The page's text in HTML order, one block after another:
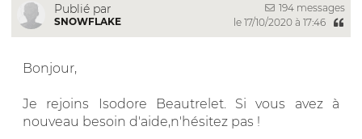
Publié par
SNOWFLAKE
194 messages
le 17/10/2020 à 17:46
Bonjour,
Je rejoins Isodore Beautrelet. Si vous avez à
nouveau besoin d'aide,n'hésitez pas !